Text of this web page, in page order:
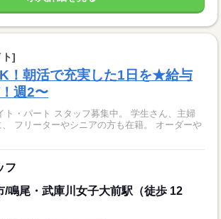
ト]
！朝活で充実した1日を★給与
週2〜
ート スタッフ募集中。 学生さん、主婦
リーターやシニアの方も在籍。 オーダーや
フ
/鳴尾・武庫川女子大前駅（徒歩 12